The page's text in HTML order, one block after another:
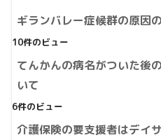
ギランバレー症候群の原因
10件のビュー
てんかんの病名がついた後
いて
6件のビュー
介護保険の要支援者はデイ